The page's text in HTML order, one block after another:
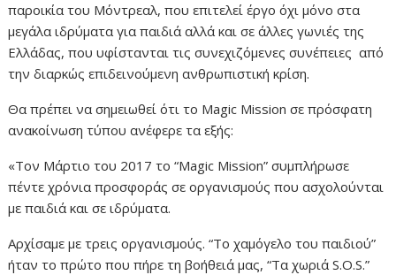
παροικία του Μόντρεαλ, που επιτελεί έργο όχι μόνο στα
μεγάλα ιδρύματα για παιδιά αλλά και σε άλλες γωνιές της
Ελλάδας, που υφίστανται τις συνεχιζόμενες συνέπειες από
την διαρκώς επιδεινούμενη ανθρωπιστική κρίση.
Θα πρέπει να σημειωθεί ότι το Magic Missionσε πρόσφατη
ανακοίνωση τύπου ανέφερε τα εξής:
«Τον Μάρτιο του 2017 το “Magic Mission” συμπλήρωσε
πέντε χρόνια προσφοράς σε οργανισμούς που ασχολούνται
με παιδιά και σε ιδρύματα.
Αρχίσαμε με τρεις οργανισμούς. “Το χαμόγελο του παιδιού”
ήταν το πρώτο που πήρε τη βοήθειά μας, “Τα χωριάS.O.S.”